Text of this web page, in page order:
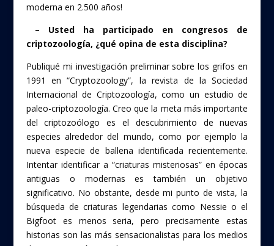
moderna en 2.500 años!
– Usted ha participado en congresos de
criptozoología, ¿qué opina de esta disciplina?
Publiqué mi investigación preliminar sobre los grifos en
1991 en “Cryptozoology”, la revista de la Sociedad
Internacional de Criptozoología, como un estudio de
paleo-criptozoología. Creo que la meta más importante
del criptozoólogo es el descubrimiento de nuevas
especies alrededor del mundo, como por ejemplo la
nueva especie de ballena identificada recientemente.
Intentar identificar a “criaturas misteriosas” en épocas
antiguas o modernas es también un objetivo
significativo. No obstante, desde mi punto de vista, la
búsqueda de criaturas legendarias como Nessie o el
Bigfoot es menos seria, pero precisamente estas
historias son las más sensacionalistas para los medios